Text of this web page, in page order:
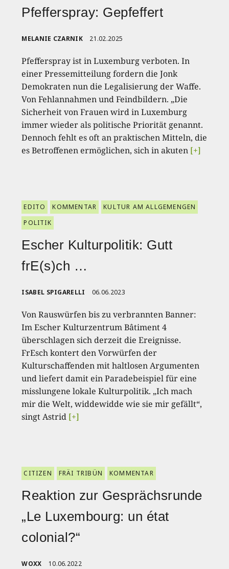
Pfefferspray: Gepfeffert
MELANIE CZARNIK 21.02.2025
Pfefferspray ist in Luxemburg verboten. In
einer Pressemitteilung fordern die Jonk
Demokraten nun die Legalisierung der Waffe.
Von Fehlannahmen und Feindbildern. „Die
Sicherheit von Frauen wird in Luxemburg
immer wieder als politische Priorität genannt.
Dennoch fehlt es oft an praktischen Mitteln, die
es Betroffenen ermöglichen, sich in akuten [+]
EDITO KOMMENTAR
KULTUR AM ALLGEMENGEN
POLITIK
Escher Kulturpolitik: Gutt
frE(s)ch …
ISABEL SPIGARELLI 06.06.2023
Von Rauswürfen bis zu verbrannten Banner:
Im Escher Kulturzentrum Bâtiment 4
überschlagen sich derzeit die Ereignisse.
FrEsch kontert den Vorwürfen der
Kulturschaffenden mit haltlosen Argumenten
und liefert damit ein Paradebeispiel für eine
misslungene lokale Kulturpolitik. „Ich mach
mir die Welt, widdewidde wie sie mir gefällt“,
singt Astrid [+]
CITIZEN FRÄI TRIBÜN KOMMENTAR
Reaktion zur Gesprächsrunde
„Le Luxembourg: un état
colonial?“
WOXX 10.06.2022